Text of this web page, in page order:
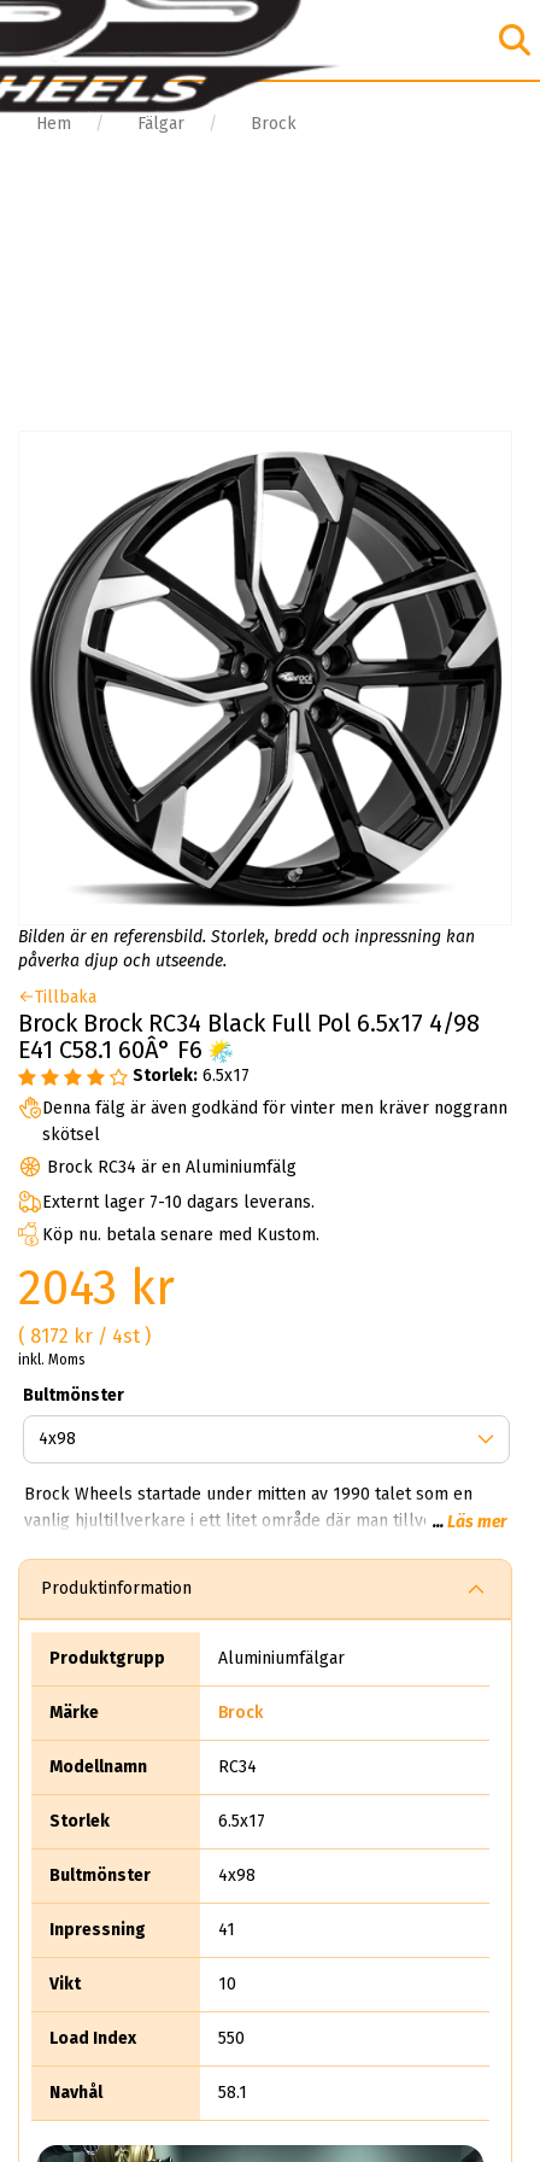
Hem Fälgar Brock
Bilden är en referensbild. Storlek, bredd och inpressning kan
påverka djup och utseende.
Tillbaka
Brock Brock RC34 Black Full Pol 6.5x17 4/98
E41 C58.1 60Â° F6
Storlek: 6.5x17
Denna fälg är även godkänd för vinter men kräver noggrann
skötsel
Brock RC34 är en Aluminiumfälg
Externt lager 7-10 dagars leverans.
Köp nu. betala senare med Kustom.
2043 kr
( 8172 kr / 4st )
inkl. Moms
Bultmönster
Brock Wheels startade under mitten av 1990 talet som en
vanlig hjultillverkare i ett litet område där man tillverkade
850,000 brock fälgar per dag? Helt sjukt!? Första gången vi
fick veta det här vart experterna på ABS Wheels chockade.
Det säljer rent teoretiskt mer än 10 miljoner aluminiumhjul
...Läs mer
Produktinformation
Produktgrupp Aluminiumfälgar
Märke Brock
Modellnamn RC34
Storlek 6.5x17
Bultmönster 4x98
Inpressning 41
Vikt 10
Load Index 550
Navhål 58.1